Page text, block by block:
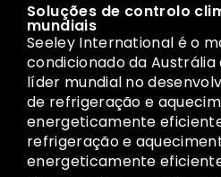
Soluções de controlo
mundiais
Seeley International é o
condicionado da Austrália
líder mundial no
de refrigeração e
energeticamente
refrigeração e
energeticamente